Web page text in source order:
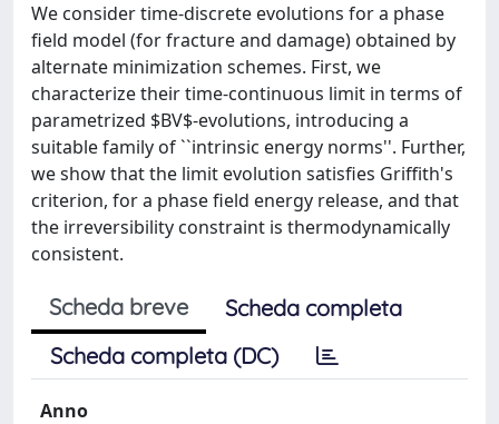
We consider time-discrete evolutions for a phase
field model (for fracture and damage) obtained by
alternate minimization schemes. First, we
characterize their time-continuous limit in terms of
parametrized $BV$-evolutions, introducing a
suitable family of ``intrinsic energy norms''. Further,
we show that the limit evolution satisfies Griffith's
criterion, for a phase field energy release, and that
the irreversibility constraint is thermodynamically
consistent.
Scheda breve
Scheda completa
Scheda completa (DC)
Anno